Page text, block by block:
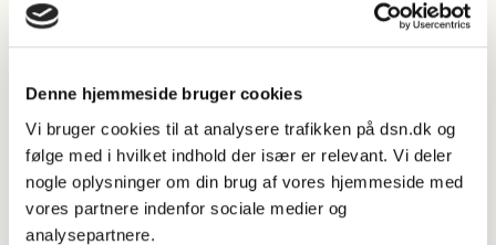
Denne hjemmeside bruger cookies
Vi bruger cookies til at analysere trafikken på dsn.dk og
følge med i hvilket indhold der især er relevant. Vi deler
nogle oplysninger om din brug af vores hjemmeside med
vores partnere indenfor sociale medier og
analysepartnere.